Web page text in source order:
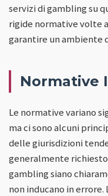
servizi di gambling su
rigide normative volte
garantire un ambiente
Normative
Le normative variano
ma ci sono alcuni
delle giurisdizioni
generalmente
gambling siano
non inducano in